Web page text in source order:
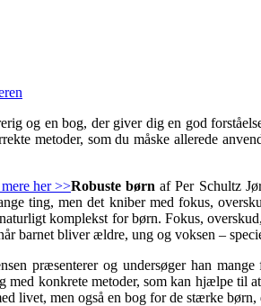
og en bog, der giver dig en god
metoder, som du måske allerede
Robuste børn af Per Schultz
ting, men det kniber med fokus,
komplekst for børn. Fokus,
barnet bliver ældre, ung og voksen –
præsenterer og undersøger han
med konkrete metoder, som kan hjælpe
livet, men også en bog for de stærke